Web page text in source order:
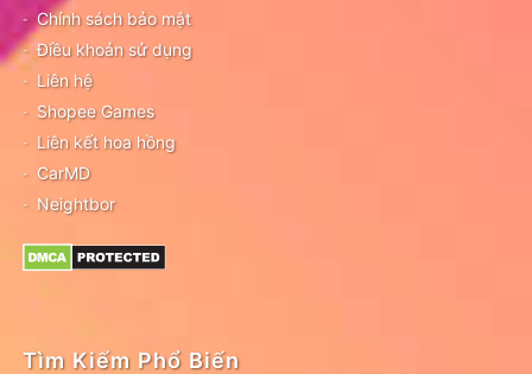
Chính sách bảo mật
Điều khoản sử dụng
Liên hệ
Shopee Games
Liên kết hoa hồng
CarMD
Neightbor
Tìm Kiếm Phổ Biến